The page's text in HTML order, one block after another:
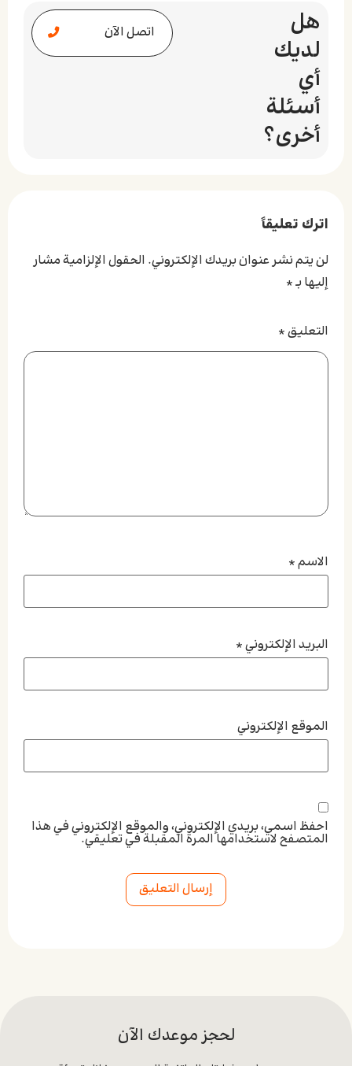
اتصل الآن
هل
لديك
أي
أسئلة
أخرى؟
اترك تعليقاً
لن يتم نشر عنوان بريدك الإلكتروني. الحقول الإلزامية مشار
إليها بـ*
التعليق*
الاسم*
البريد الإلكتروني*
الموقع الإلكتروني
احفظ اسمي، بريدي الإلكتروني، والموقع الإلكتروني في هذا
المتصفح لاستخدامها المرة المقبلة في تعليقي.
لحجز موعدك الآن